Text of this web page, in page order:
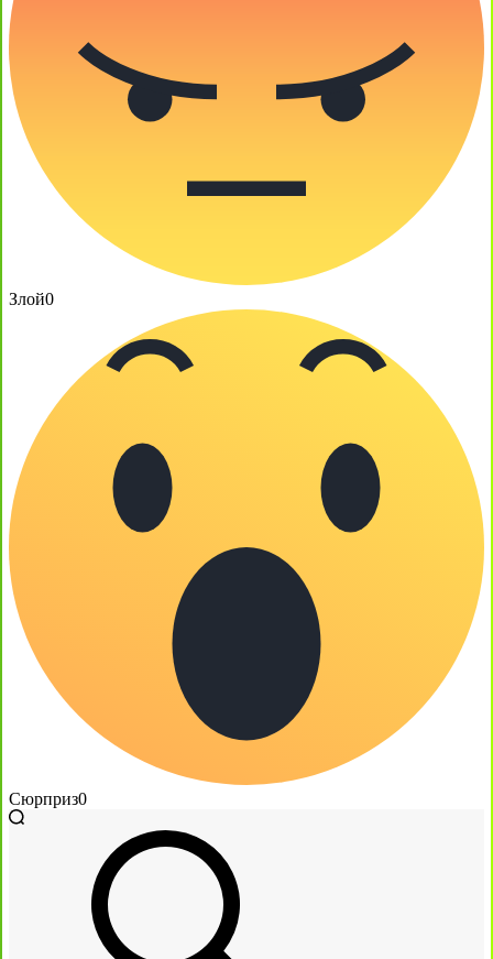
Злой0
Сюрприз0